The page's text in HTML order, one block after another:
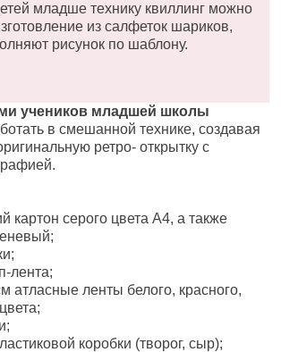
младше технику квиллинг можно
из салфеток шариков,
рисунок по шаблону.
учеников младшей школы
в смешанной технике, создавая
ретро- открытку с
картон серого цвета А4, а также
лента;
атласные ленты белого, красного,
коробки (творог, сыр);